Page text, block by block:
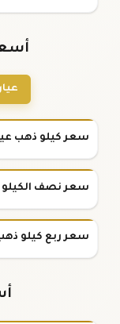
عيار
سعر كيلو ذهب عيار
سعر نصف الكيلو
سعر ربع كيلو ذهب